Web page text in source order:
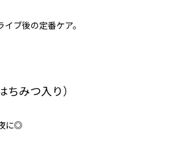
ブ後の定番ケア。
みつ入り）
に◎